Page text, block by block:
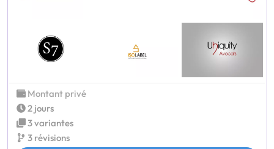
Montant privé
2 jours
3 variantes
3 révisions